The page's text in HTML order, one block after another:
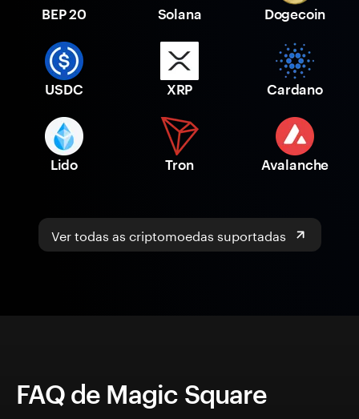
BEP 20 Solana Dogecoin
USDC XRP Cardano
Lido Tron Avalanche
Ver todas as criptomoedas suportadas
FAQ de Magic Square